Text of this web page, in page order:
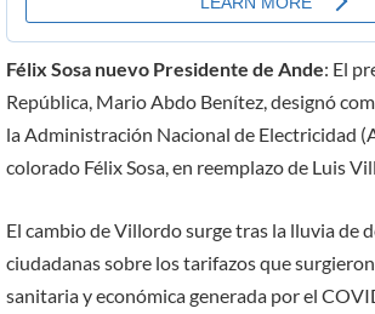
Félix Sosa nuevo Presidente de Ande: El
República, Mario Abdo Benítez, designó
la Administración Nacional de Electricidad
colorado Félix Sosa, en reemplazo de Luis
El cambio de Villordo surge tras la lluvia de
ciudadanas sobre los tarifazos que
sanitaria y económica generada por el